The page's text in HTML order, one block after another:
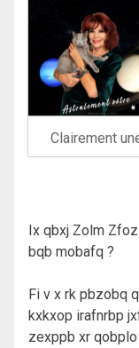
Clairement
Ix qbxj Zolm
bqb mobafq ?
Fi v x rk pbzobq
kxkxop irafnrbp
zexppb xr qobplo